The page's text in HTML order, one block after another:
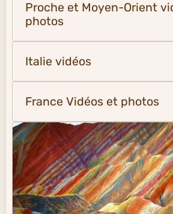
Proche et Moyen-Orient
photos
Italie vidéos
France Vidéos et photos